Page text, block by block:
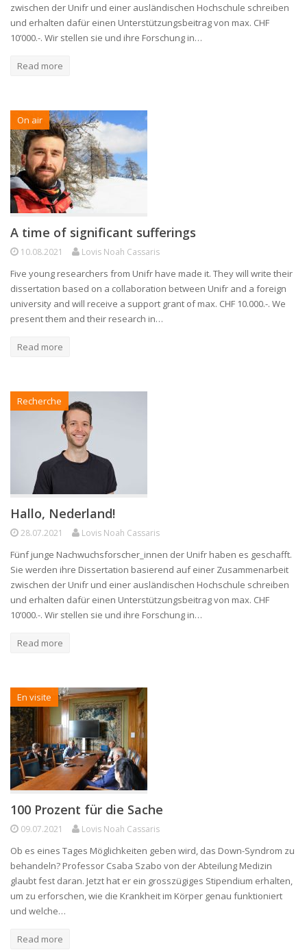
zwischen der Unifr und einer ausländischen Hochschule schreiben
und erhalten dafür einen Unterstützungsbeitrag von max. CHF
10’000.-. Wir stellen sie und ihre Forschung in…
Read more
On air
A time of significant sufferings
10.08.2021 Lovis Noah Cassaris
Five young researchers from Unifr have made it. They will write their
dissertation based on a collaboration between Unifr and a foreign
university and will receive a support grant of max. CHF 10.000.-. We
present them and their research in…
Read more
Recherche
Hallo, Nederland!
28.07.2021 Lovis Noah Cassaris
Fünf junge Nachwuchsforscher_innen der Unifr haben es geschafft.
Sie werden ihre Dissertation basierend auf einer Zusammenarbeit
zwischen der Unifr und einer ausländischen Hochschule schreiben
und erhalten dafür einen Unterstützungsbeitrag von max. CHF
10’000.-. Wir stellen sie und ihre Forschung in…
Read more
En visite
100 Prozent für die Sache
09.07.2021 Lovis Noah Cassaris
Ob es eines Tages Möglichkeiten geben wird, das Down-Syndrom zu
behandeln? Professor Csaba Szabo von der Abteilung Medizin
glaubt fest daran. Jetzt hat er ein grosszügiges Stipendium erhalten,
um zu erforschen, wie die Krankheit im Körper genau funktioniert
und welche…
Read more